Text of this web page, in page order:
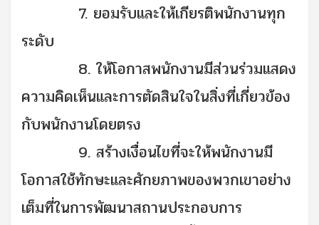
7. ยอมรับและให้เกียรติพนักงานทุก
ระดับ
8. ให้โอกาสพนักงานมีส่วนร่วมแสดง
ความคิดเห็นและการตัดสินใจในสิ่งที่เกี่ยวข้อง
กับพนักงานโดยตรง
9. สร้างเงื่อนไขที่จะให้พนักงานมี
โอกาสใช้ทักษะและศักยภาพของพวกเขาอย่าง
เต็มที่ในการพัฒนาสถานประกอบการ